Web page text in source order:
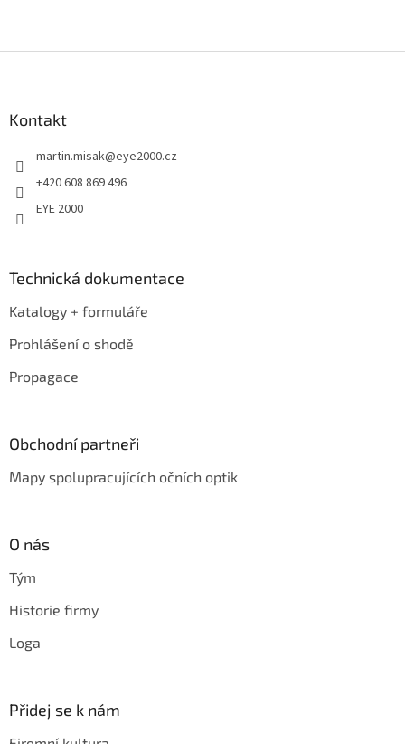
Kontakt
martin.misak@eye2000.cz
+420 608 869 496
EYE 2000
Technická dokumentace
Katalogy + formuláře
Prohlášení o shodě
Propagace
Obchodní partneři
Mapy spolupracujících očních optik
O nás
Tým
Historie firmy
Loga
Přidej se k nám